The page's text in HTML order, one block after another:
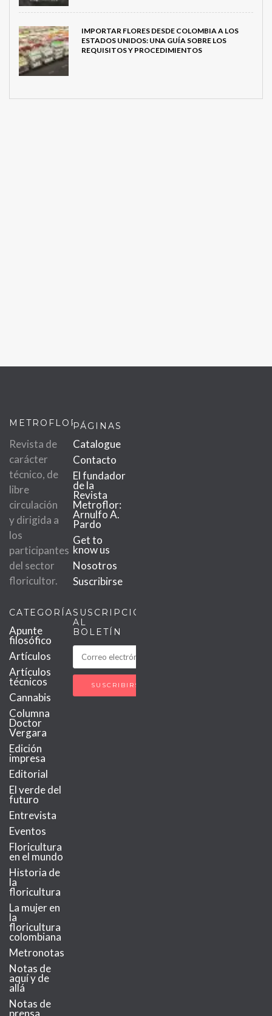
IMPORTAR FLORES DESDE COLOMBIA A LOS
ESTADOS UNIDOS: UNA GUÍA SOBRE LOS
REQUISITOS Y PROCEDIMIENTOS
METROFLOR
Revista de
carácter
técnico, de
libre
circulación
y dirigida a
los
participantes
del sector
floricultor.
PÁGINAS
Catalogue
Contacto
El fundador
de la
Revista
Metroflor:
Arnulfo A.
Pardo
Get to
know us
Nosotros
Suscribirse
CATEGORÍAS
Apunte
filosófico
Artículos
Artículos
técnicos
Cannabis
Columna
Doctor
Vergara
Edición
impresa
Editorial
El verde del
futuro
Entrevista
Eventos
Floricultura
en el mundo
Historia de
la
floricultura
La mujer en
la
floricultura
colombiana
Metronotas
Notas de
aquí y de
allá
Notas de
prensa
SUSCRIPCIÓN
AL
BOLETÍN